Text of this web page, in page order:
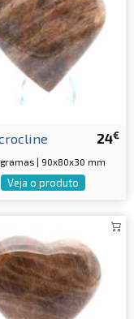
24€
| 90x80x30 mm
Veja o produto